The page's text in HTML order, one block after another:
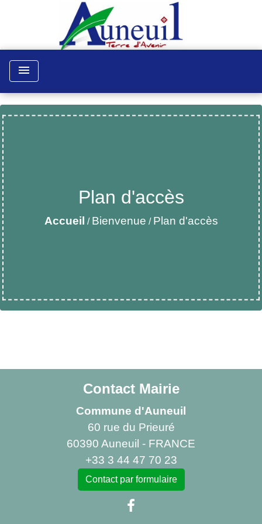
menu
Plan d'accès
Accueil / Bienvenue / Plan d'accès
Contact Mairie
Commune d'Auneuil
60 rue du Prieuré
60390 Auneuil - FRANCE
+33 3 44 47 70 23
Contact par formulaire